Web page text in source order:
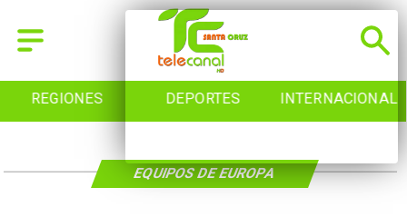
REGIONES DEPORTES INTERNACIONAL
EQUIPOS DE EUROPA